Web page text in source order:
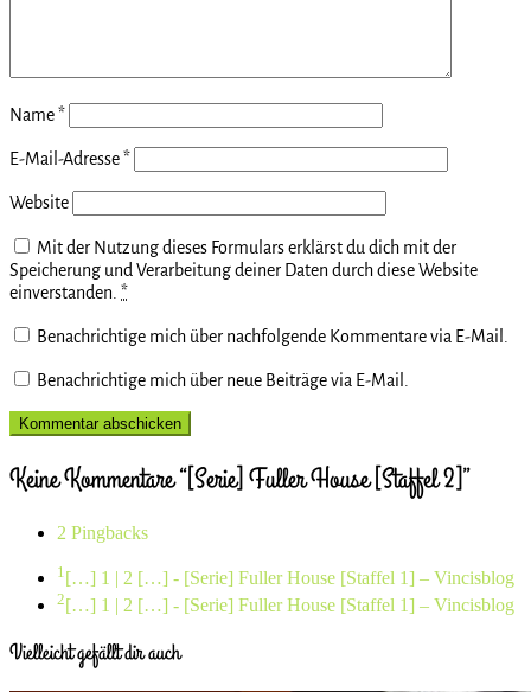
Name*
E-Mail-Adresse*
Website
Mit der Nutzung dieses Formulars erklärst du dich mit der
Speicherung und Verarbeitung deiner Daten durch diese Website
einverstanden. *
Benachrichtige mich über nachfolgende Kommentare via E-Mail.
Benachrichtige mich über neue Beiträge via E-Mail.
Keine Kommentare “[Serie] Fuller House [Staffel 2]”
2 Pingbacks
1[…] 1 | 2 […] - [Serie] Fuller House [Staffel 1] – Vincisblog
2[…] 1 | 2 […] - [Serie] Fuller House [Staffel 1] – Vincisblog
Vielleicht gefällt dir auch